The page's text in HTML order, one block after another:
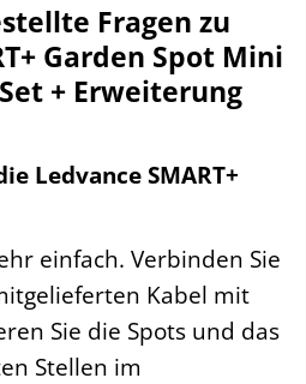
Fragen zu
Garden Spot Mini
+ Erweiterung
Ledvance SMART+
einfach. Verbinden Sie
Kabel mit
Sie die Spots und das
Stellen im